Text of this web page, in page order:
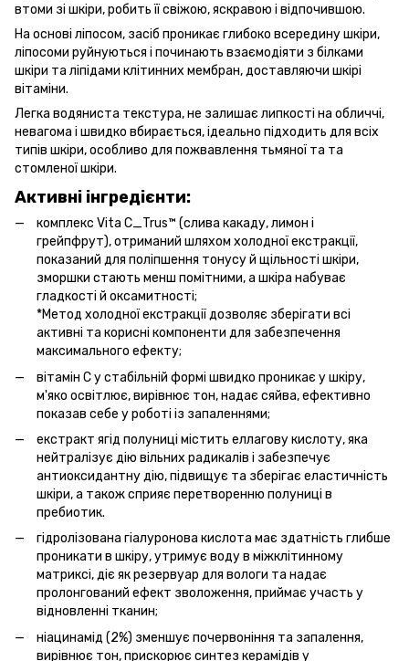
втоми зі шкіри, робить її свіжою, яскравою і відпочившою.
На основі ліпосом, засіб проникає глибоко всередину шкіри,
ліпосоми руйнуються і починають взаємодіяти з білками
шкіри та ліпідами клітинних мембран, доставляючи шкірі
вітаміни.
Легка водяниста текстура, не залишає липкості на обличчі,
невагома і швидко вбирається, ідеально підходить для всіх
типів шкіри, особливо для пожвавлення тьмяної та та
стомленої шкіри.
Активні інгредієнти:
комплекс Vita C_Trus™ (слива какаду, лимон і
грейпфрут), отриманий шляхом холодної екстракції,
показаний для поліпшення тонусу й щільності шкіри,
зморшки стають менш помітними, а шкіра набуває
гладкості й оксамитності;
*Метод холодної екстракції дозволяє зберігати всі
активні та корисні компоненти для забезпечення
максимального ефекту;
вітамін С у стабільній формі швидко проникає у шкіру,
м'яко освітлює, вирівнює тон, надає сяйва, ефективно
показав себе у роботі із запаленнями;
екстракт ягід полуниці містить еллагову кислоту, яка
нейтралізує дію вільних радикалів і забезпечує
антиоксидантну дію, підвищує та зберігає еластичність
шкіри, а також сприяє перетворенню полуниці в
пребиотик.
гідролізована гіалуронова кислота має здатність глибше
проникати в шкіру, утримує воду в міжклітинному
матриксі, діє як резервуар для вологи та надає
пролонгований ефект зволоження, приймає участь у
відновленні тканин;
ніацинамід (2%) зменшує почервоніння та запалення,
вирівнює тон, прискорює синтез керамідів у